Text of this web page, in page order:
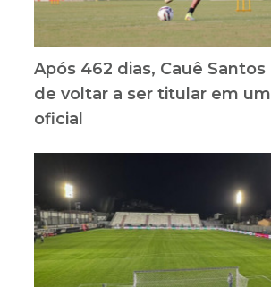
Após 462 dias, Cauê
de voltar a ser titular em
oficial